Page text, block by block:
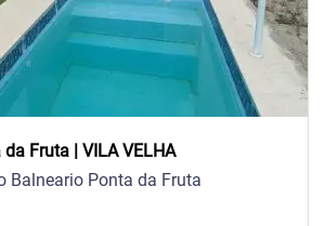
Fruta | VILA VELHA
Balneario Ponta da Fruta